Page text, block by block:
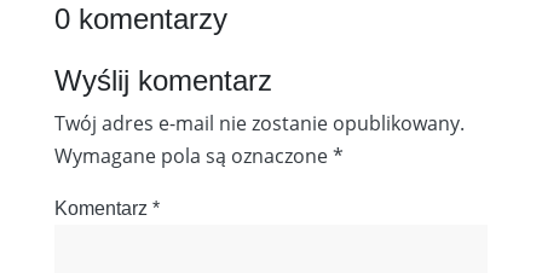
0 komentarzy
Wyślij komentarz
Twój adres e-mail nie zostanie opublikowany.
Wymagane pola są oznaczone*
Komentarz *